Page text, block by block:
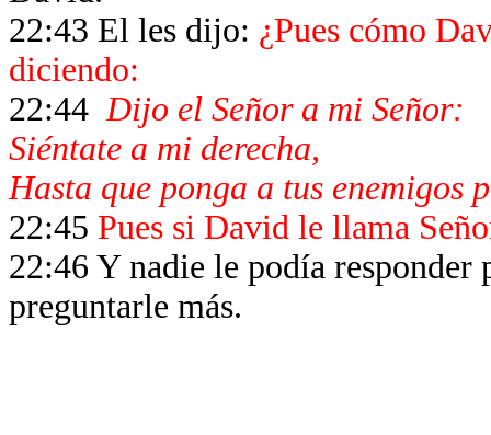
22:43 El les dijo: ¿Pues cómo
diciendo:
22:44 Dijo el Señor a mi Señor:
Siéntate a mi derecha,
Hasta que ponga a tus enemigos
22:45 Pues si David le llama
22:46 Y nadie le podía responder
preguntarle más.